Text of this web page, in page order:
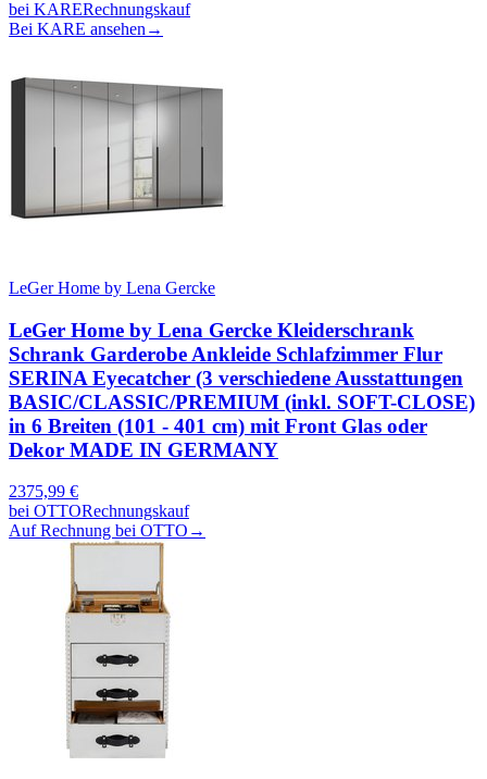
bei KARERechnungskauf
Bei KARE ansehen →
LeGer Home by Lena Gercke
LeGer Home by Lena Gercke Kleiderschrank
Schrank Garderobe Ankleide Schlafzimmer Flur
SERINA Eyecatcher (3 verschiedene Ausstattungen
BASIC/CLASSIC/PREMIUM (inkl. SOFT-CLOSE)
in 6 Breiten (101 - 401 cm) mit Front Glas oder
Dekor MADE IN GERMANY
2375,99 €
bei OTTORechnungskauf
Auf Rechnung bei OTTO →